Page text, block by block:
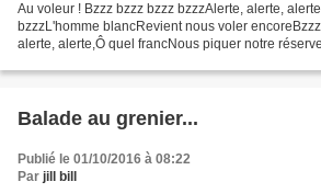
Au voleur ! Bzzz bzzz bzzz bzzzAlerte, alerte,
bzzzL'homme blancRevient nous voler
alerte, alerte,Ô quel francNous piquer notre
Balade au grenier...
Publié le 01/10/2016 à 08:22
Par jill bill